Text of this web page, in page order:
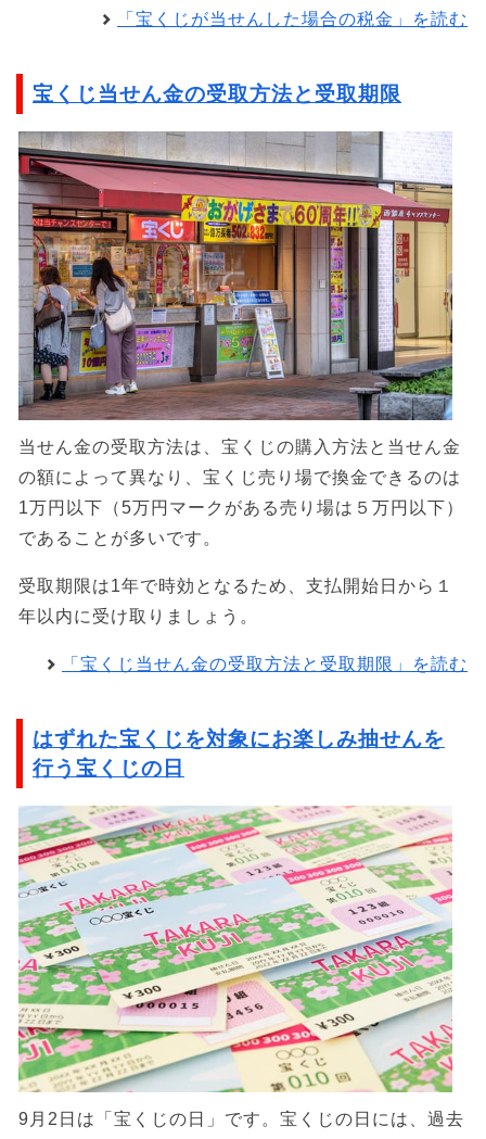
「宝くじが当せんした場合の税金」を読む
宝くじ当せん金の受取方法と受取期限
当せん金の受取方法は、宝くじの購入方法と当せん金
の額によって異なり、宝くじ売り場で換金できるのは
1万円以下（5万円マークがある売り場は５万円以下）
であることが多いです。
受取期限は1年で時効となるため、支払開始日から１
年以内に受け取りましょう。
「宝くじ当せん金の受取方法と受取期限」を読む
はずれた宝くじを対象にお楽しみ抽せんを
行う宝くじの日
9月2日は「宝くじの日」です。宝くじの日には、過去